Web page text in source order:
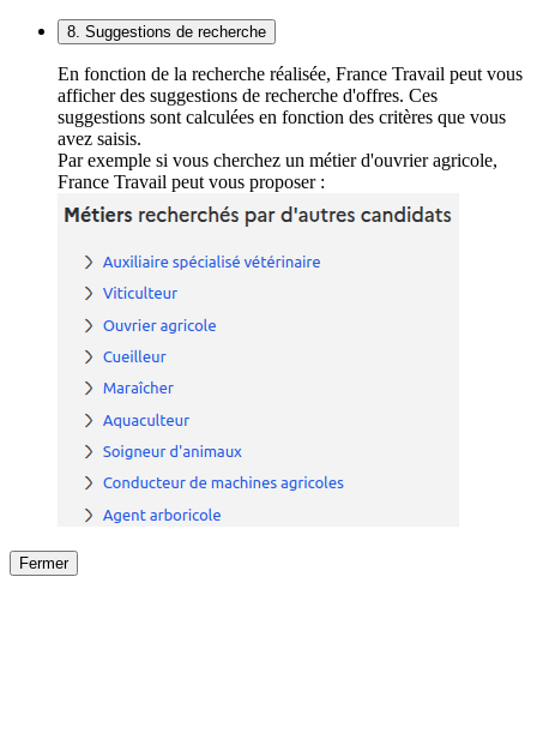
8. Suggestions de recherche
En fonction de la recherche réalisée, France Travail peut vous
afficher des suggestions de recherche d'offres. Ces
suggestions sont calculées en fonction des critères que vous
avez saisis.
Par exemple si vous cherchez un métier d'ouvrier agricole,
France Travail peut vous proposer :
Fermer